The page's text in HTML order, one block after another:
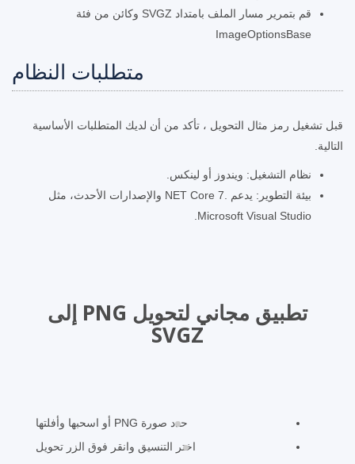
قم بتمرير مسار الملف بامتداد SVGZ وكائن من فئة
ImageOptionsBase
متطلبات النظام
قبل تشغيل رمز مثال التحويل ، تأكد من أن لديك المتطلبات الأساسية
التالية.
نظام التشغيل: ويندوز أو لينكس.
بيئة التطوير: يدعم .NET Core 7 والإصدارات الأحدث، مثل
Microsoft Visual Studio.
تطبيق مجاني لتحويل PNG إلى
SVGZ
حدد صورة PNG أو اسحبها وأفلتها
اختر التنسيق وانقر فوق الزر تحويل